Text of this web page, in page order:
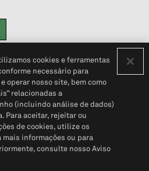
privacidade do cliente (em inglês)
Pessoais© 2026 S&P Global
cookies e ferramentas
necessário para
operar nosso site, bem como
relacionadas a
(incluindo análise de dados)
Para aceitar, rejeitar ou
de cookies, utilize os
mais informações ou para
consulte nosso Aviso